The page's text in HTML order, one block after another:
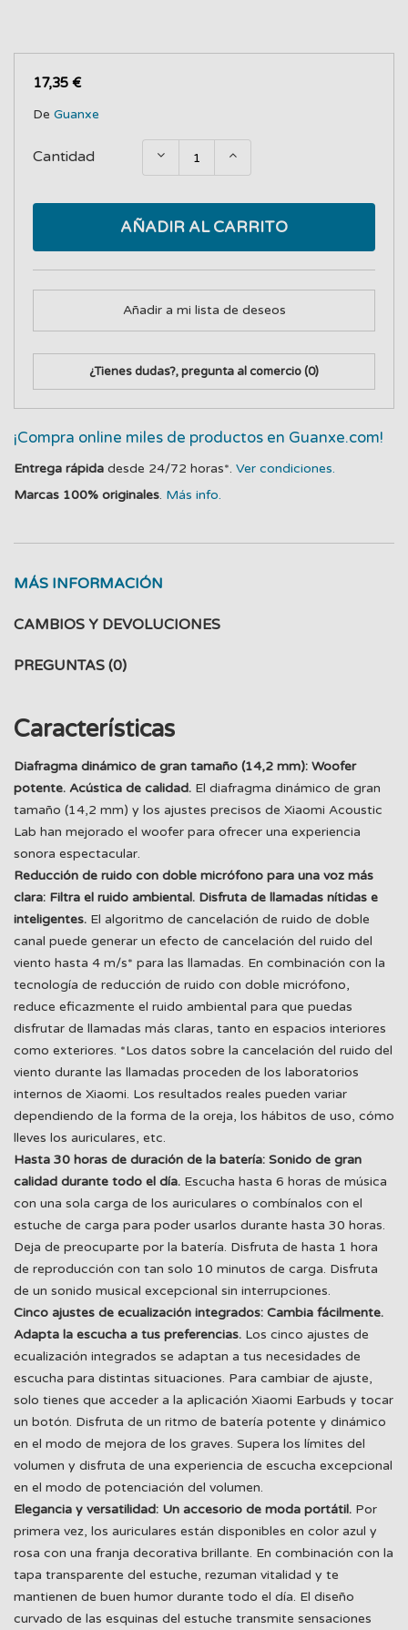
17,35 €
De Guanxe
Cantidad
AÑADIR AL CARRITO
Añadir a mi lista de deseos
¿Tienes dudas?, pregunta al comercio(0)
¡Compra online miles de productos en Guanxe.com!
Entrega rápida desde 24/72 horas*. Ver condiciones.
Marcas 100% originales. Más info.
MÁS INFORMACIÓN
CAMBIOS Y DEVOLUCIONES
PREGUNTAS (0)
Características
Diafragma dinámico de gran tamaño (14,2 mm): Woofer
potente. Acústica de calidad. El diafragma dinámico de gran
tamaño (14,2 mm) y los ajustes precisos de Xiaomi Acoustic
Lab han mejorado el woofer para ofrecer una experiencia
sonora espectacular.
Reducción de ruido con doble micrófono para una voz más
clara: Filtra el ruido ambiental. Disfruta de llamadas nítidas e
inteligentes. El algoritmo de cancelación de ruido de doble
canal puede generar un efecto de cancelación del ruido del
viento hasta 4 m/s* para las llamadas. En combinación con la
tecnología de reducción de ruido con doble micrófono,
reduce eficazmente el ruido ambiental para que puedas
disfrutar de llamadas más claras, tanto en espacios interiores
como exteriores. *Los datos sobre la cancelación del ruido del
viento durante las llamadas proceden de los laboratorios
internos de Xiaomi. Los resultados reales pueden variar
dependiendo de la forma de la oreja, los hábitos de uso, cómo
lleves los auriculares, etc.
Hasta 30 horas de duración de la batería: Sonido de gran
calidad durante todo el día. Escucha hasta 6 horas de música
con una sola carga de los auriculares o combínalos con el
estuche de carga para poder usarlos durante hasta 30 horas.
Deja de preocuparte por la batería. Disfruta de hasta 1 hora
de reproducción con tan solo 10 minutos de carga. Disfruta
de un sonido musical excepcional sin interrupciones.
Cinco ajustes de ecualización integrados: Cambia fácilmente.
Adapta la escucha a tus preferencias. Los cinco ajustes de
ecualización integrados se adaptan a tus necesidades de
escucha para distintas situaciones. Para cambiar de ajuste,
solo tienes que acceder a la aplicación Xiaomi Earbuds y tocar
un botón. Disfruta de un ritmo de batería potente y dinámico
en el modo de mejora de los graves. Supera los límites del
volumen y disfruta de una experiencia de escucha excepcional
en el modo de potenciación del volumen.
Elegancia y versatilidad: Un accesorio de moda portátil. Por
primera vez, los auriculares están disponibles en color azul y
rosa con una franja decorativa brillante. En combinación con la
tapa transparente del estuche, rezuman vitalidad y te
mantienen de buen humor durante todo el día. El diseño
curvado de las esquinas del estuche transmite sensaciones